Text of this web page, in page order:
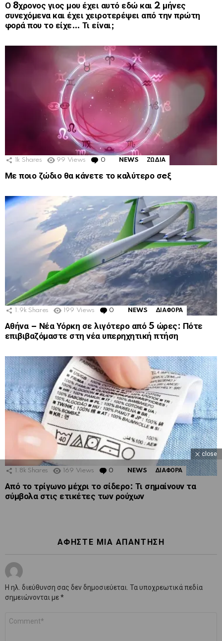
Ο 8χρονος γιος μου έχει αυτό εδώ και 2 μήνες
συνεχόμενα και έχει χειροτερέψει από την πρώτη
φορά που το είχε… Τι είναι;
1k Shares 99 Views 0 Comments
NEWS ΖΩΔΙΑ
Με ποιο ζώδιο θα κάνετε το καλύτερο σeξ
1.9k Shares 199 Views 0 Comments
NEWS ΔΙΑΦΟΡΑ
Αθήνα – Νέα Υόρκη σε λιγότερο από 5 ώρες: Πότε
επιβιβαζόμαστε στη νέα υπερηχητική πτήση
1.8k Shares 169 Views 0 Comments
NEWS ΔΙΑΦΟΡΑ
Από το τρίγωνο μέχρι το σίδερο: Τι σημαίνουν τα
σύμβολα στις ετικέτες των ρούχων
ΑΦΉΣΤΕ ΜΙΑ ΑΠΆΝΤΗΣΗ
Η ηλ. διεύθυνση σας δεν δημοσιεύεται. Τα υποχρεωτικά πεδία
σημειώνονται με*
close